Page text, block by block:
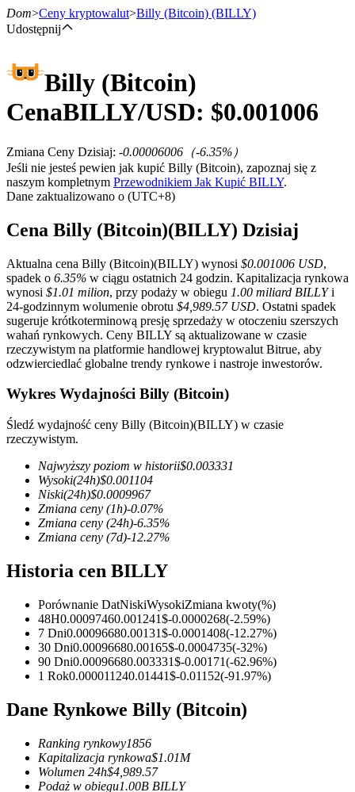
Kontrakty terminowe
Kontrakty terminowe na USDT
Kontrakty futures wykorzystujące USDT jako zabezpieczenie
Kontrakty terminowe COIN-M
TradFi
Instrumenty pochodne na akcje, forex, metale szlachetne i
Kontrakty terminowe na USDC
Kontrakty futures wykorzystujące USDC jako zabezpieczenie
Dom>Ceny kryptowalut>Billy (Bitcoin) (BILLY)
Udostępnij
Billy (Bitcoin)
CenaBILLY/USD: $0.001006
Zmiana Ceny Dzisiaj: -0.00006006 （-6.35%）
Jeśli nie jesteś pewien jak kupić Billy (Bitcoin), zapoznaj się z
naszym kompletnym Przewodnikiem Jak Kupić BILLY.
Dane zaktualizowano o (UTC+8)
Cena Billy (Bitcoin)(BILLY) Dzisiaj
Aktualna cena Billy (Bitcoin)(BILLY) wynosi $0.001006 USD,
spadek o 6.35% w ciągu ostatnich 24 godzin. Kapitalizacja rynkowa
wynosi $1.01 milion, przy podaży w obiegu 1.00 miliard BILLYi
24-godzinnym wolumenie obrotu $4,989.57 USD. Ostatni spadek
sugeruje krótkoterminową presję sprzedaży w otoczeniu szerszych
wahań rynkowych. Ceny BILLY są aktualizowane w czasie
rzeczywistym na platformie handlowej kryptowalut Bitrue, aby
odzwierciedlać globalne trendy rynkowe i nastroje inwestorów.
Wykres Wydajności Billy (Bitcoin)
Śledź wydajność ceny Billy (Bitcoin)(BILLY) w czasie
rzeczywistym.
Najwyższy poziom w historii$0.003331
Wysoki(24h)$0.001104
Niski(24h)$0.0009967
Zmiana ceny (1h)-0.07%
Zmiana ceny (24h)-6.35%
Zmiana ceny (7d)-12.27%
Historia cen BILLY
Porównanie DatNiskiWysokiZmiana kwoty(%)
48H0.00097460.001241$-0.0000268(-2.59%)
7 Dni0.00096680.00131$-0.0001408(-12.27%)
30 Dni0.00096680.00165$-0.0004735(-32%)
90 Dni0.00096680.003331$-0.00171(-62.96%)
1 Rok0.000011240.01441$-0.01152(-91.97%)
Dane Rynkowe Billy (Bitcoin)
Ranking rynkowy1856
Kapitalizacja rynkowa$1.01M
Wolumen 24h$4,989.57
Podaż w obiegu1.00B BILLY